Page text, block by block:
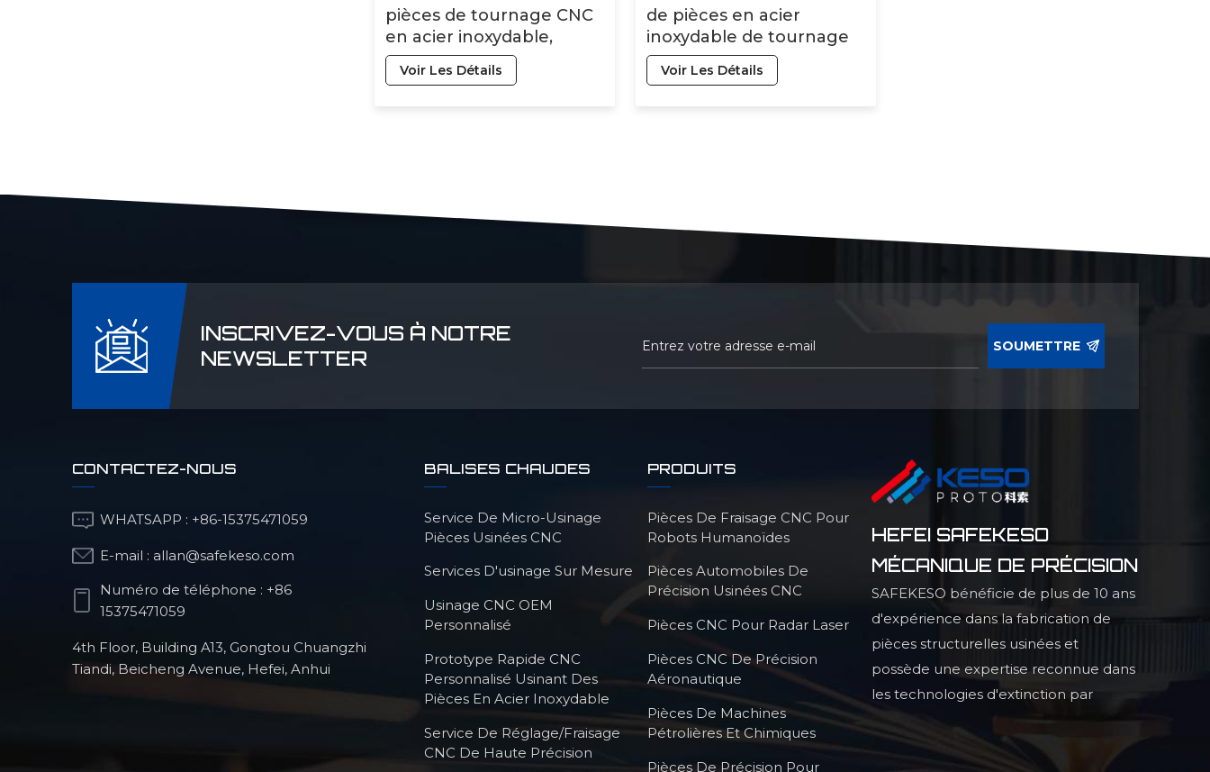
pièces de tournage CNC
en acier inoxydable,
accessoires pour drones
Voir Les Détails
de pièces en acier
inoxydable de tournage
CNC fraiseuse CNC
verticale pièces CNC
Voir Les Détails
INSCRIVEZ-VOUS À NOTRE
NEWSLETTER
SOUMETTRE
CONTACTEZ-NOUS
WHATSAPP : +86-15375471059
E-mail : allan@safekeso.com
Numéro de téléphone : +86
15375471059
4th Floor, Building A13, Gongtou Chuangzhi
Tiandi, Beicheng Avenue, Hefei, Anhui
BALISES CHAUDES
Service De Micro-Usinage
Pièces Usinées CNC
Services D'usinage Sur Mesure
Usinage CNC OEM
Personnalisé
Prototype Rapide CNC
Personnalisé Usinant Des
Pièces En Acier Inoxydable
Service De Réglage/fraisage
CNC De Haute Précision
PRODUITS
Pièces De Fraisage CNC Pour
Robots Humanoïdes
Pièces Automobiles De
Précision Usinées CNC
Pièces CNC Pour Radar Laser
Pièces CNC De Précision
Aéronautique
Pièces De Machines
Pétrolières Et Chimiques
Pièces De Précision Pour
HEFEI SAFEKESO
MÉCANIQUE DE PRÉCISION
SAFEKESO bénéficie de plus de 10 ans
d'expérience dans la fabrication de
pièces structurelles usinées et
possède une expertise reconnue dans
les technologies d'extinction par
infrarouge, la production de pièces
structurelles profilées de haute